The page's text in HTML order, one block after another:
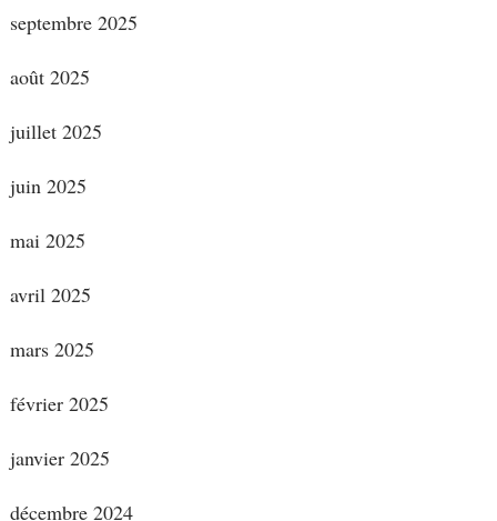
septembre 2025
août 2025
juillet 2025
juin 2025
mai 2025
avril 2025
mars 2025
février 2025
janvier 2025
décembre 2024